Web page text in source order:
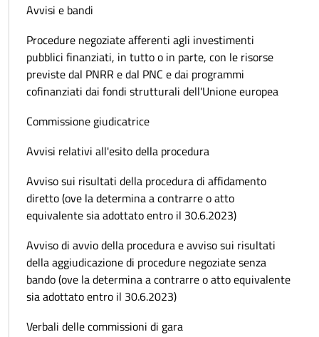
Avvisi e bandi
Procedure negoziate afferenti agli investimenti
pubblici finanziati, in tutto o in parte, con le risorse
previste dal PNRR e dal PNC e dai programmi
cofinanziati dai fondi strutturali dell'Unione europea
Commissione giudicatrice
Avvisi relativi all'esito della procedura
Avviso sui risultati della procedura di affidamento
diretto (ove la determina a contrarre o atto
equivalente sia adottato entro il 30.6.2023)
Avviso di avvio della procedura e avviso sui risultati
della aggiudicazione di procedure negoziate senza
bando (ove la determina a contrarre o atto equivalente
sia adottato entro il 30.6.2023)
Verbali delle commissioni di gara